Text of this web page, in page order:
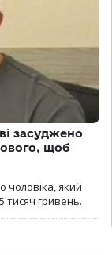
засуджено
щоб
чоловіка, який
тисяч гривень.